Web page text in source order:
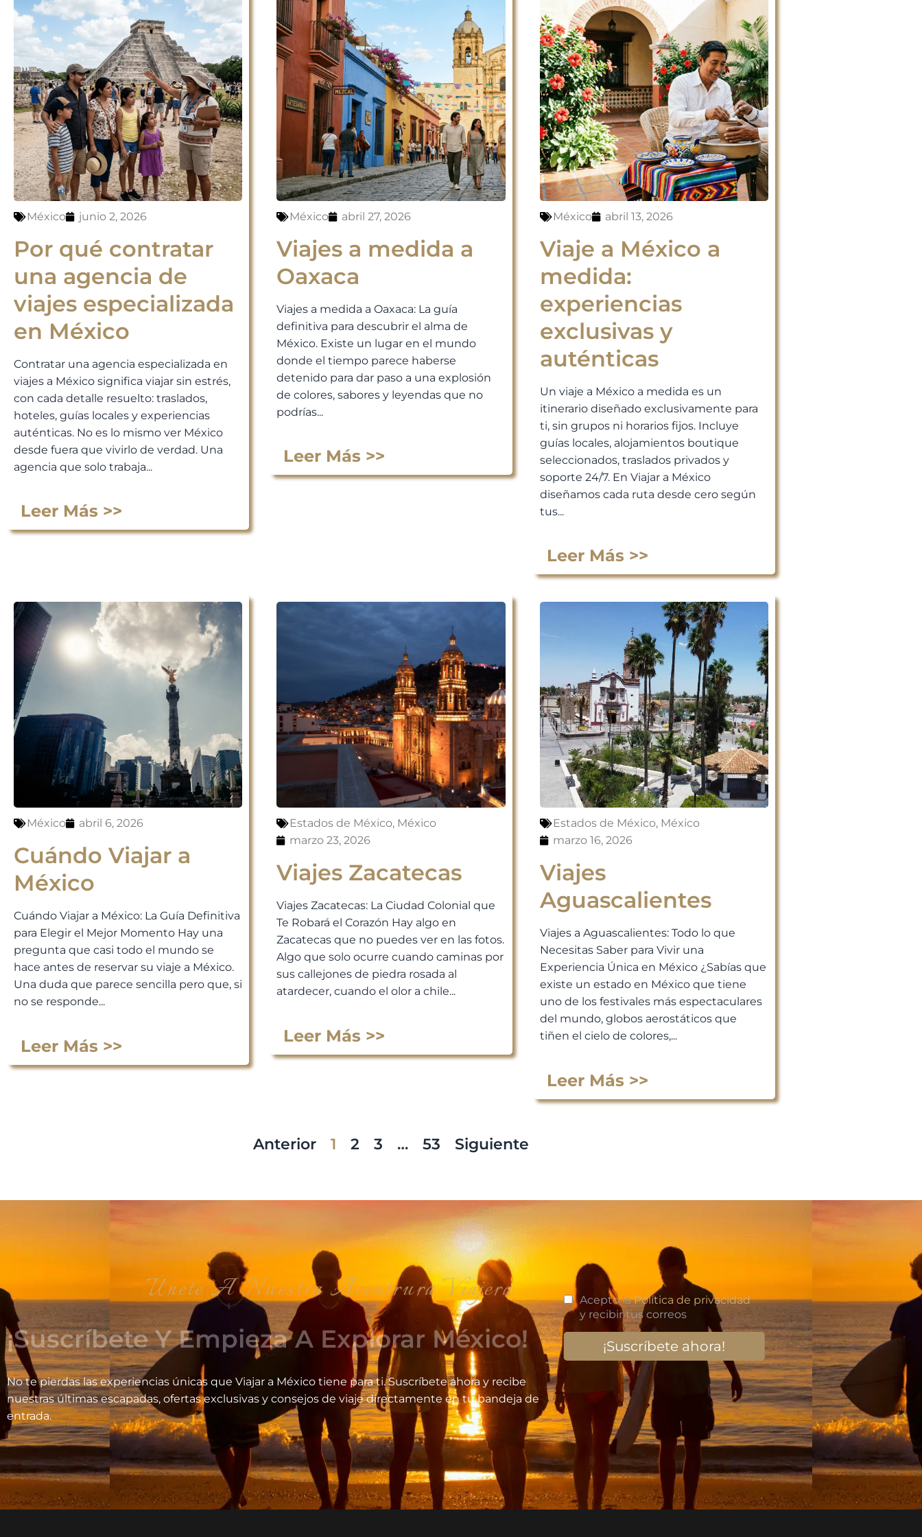
México junio 2, 2026
Por qué contratar
una agencia de
viajes especializada
en México
Contratar una agencia especializada en
viajes a México significa viajar sin estrés,
con cada detalle resuelto: traslados,
hoteles, guías locales y experiencias
auténticas. No es lo mismo ver México
desde fuera que vivirlo de verdad. Una
agencia que solo trabaja...
Leer Más >>
México abril 27, 2026
Viajes a medida a
Oaxaca
Viajes a medida a Oaxaca: La guía
definitiva para descubrir el alma de
México. Existe un lugar en el mundo
donde el tiempo parece haberse
detenido para dar paso a una explosión
de colores, sabores y leyendas que no
podrías...
Leer Más >>
México abril 13, 2026
Viaje a México a
medida:
experiencias
exclusivas y
auténticas
Un viaje a México a medida es un
itinerario diseñado exclusivamente para
ti, sin grupos ni horarios fijos. Incluye
guías locales, alojamientos boutique
seleccionados, traslados privados y
soporte 24/7. En Viajar a México
diseñamos cada ruta desde cero según
tus...
Leer Más >>
México abril 6, 2026
Cuándo Viajar a
México
Cuándo Viajar a México: La Guía Definitiva
para Elegir el Mejor Momento Hay una
pregunta que casi todo el mundo se
hace antes de reservar su viaje a México.
Una duda que parece sencilla pero que, si
no se responde...
Leer Más >>
Estados de México, México
marzo 23, 2026
Viajes Zacatecas
Viajes Zacatecas: La Ciudad Colonial que
Te Robará el Corazón Hay algo en
Zacatecas que no puedes ver en las fotos.
Algo que solo ocurre cuando caminas por
sus callejones de piedra rosada al
atardecer, cuando el olor a chile...
Leer Más >>
Estados de México, México
marzo 16, 2026
Viajes
Aguascalientes
Viajes a Aguascalientes: Todo lo que
Necesitas Saber para Vivir una
Experiencia Única en México ¿Sabías que
existe un estado en México que tiene
uno de los festivales más espectaculares
del mundo, globos aerostáticos que
tiñen el cielo de colores,...
Leer Más >>
Anterior 1 2 3 … 53 Siguiente
Únete A Nuestra Aventrura Viajera
¡Suscríbete Y Empieza A Explorar México!
No te pierdas las experiencias únicas que Viajar a México tiene para ti. Suscríbete ahora y recibe
nuestras últimas escapadas, ofertas exclusivas y consejos de viaje directamente en tu bandeja de
entrada.